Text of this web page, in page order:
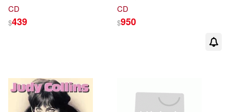
Music by French Avant-Garde
Century / Corinna Simon)
CD
$439
TREEKREM)
CD
$950